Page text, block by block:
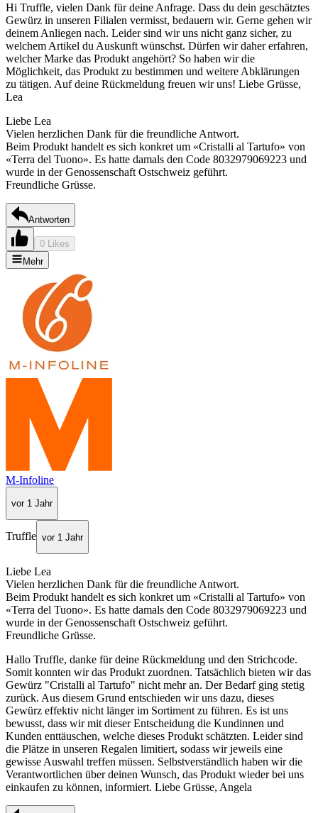
Hi Truffle, vielen Dank für deine Anfrage. Dass du dein geschätztes
Gewürz in unseren Filialen vermisst, bedauern wir. Gerne gehen wir
deinem Anliegen nach. Leider sind wir uns nicht ganz sicher, zu
welchem Artikel du Auskunft wünschst. Dürfen wir daher erfahren,
welcher Marke das Produkt angehört? So haben wir die
Möglichkeit, das Produkt zu bestimmen und weitere Abklärungen
zu tätigen. Auf deine Rückmeldung freuen wir uns! Liebe Grüsse,
Lea
Liebe Lea
Vielen herzlichen Dank für die freundliche Antwort.
Beim Produkt handelt es sich konkret um «Cristalli al Tartufo» von
«Terra del Tuono». Es hatte damals den Code 8032979069223 und
wurde in der Genossenschaft Ostschweiz geführt.
Freundliche Grüsse.
Antworten
0 Likes
Mehr
M-Infoline
vor 1 Jahr
Truffle vor 1 Jahr
Liebe Lea
Vielen herzlichen Dank für die freundliche Antwort.
Beim Produkt handelt es sich konkret um «Cristalli al Tartufo» von
«Terra del Tuono». Es hatte damals den Code 8032979069223 und
wurde in der Genossenschaft Ostschweiz geführt.
Freundliche Grüsse.
Hallo Truffle, danke für deine Rückmeldung und den Strichcode.
Somit konnten wir das Produkt zuordnen. Tatsächlich bieten wir das
Gewürz "Cristalli al Tartufo" nicht mehr an. Der Bedarf ging stetig
zurück. Aus diesem Grund entschieden wir uns dazu, dieses
Gewürz effektiv nicht länger im Sortiment zu führen. Es ist uns
bewusst, dass wir mit dieser Entscheidung die Kundinnen und
Kunden enttäuschen, welche dieses Produkt schätzten. Leider sind
die Plätze in unseren Regalen limitiert, sodass wir jeweils eine
gewisse Auswahl treffen müssen. Selbstverständlich haben wir die
Verantwortlichen über deinen Wunsch, das Produkt wieder bei uns
einkaufen zu können, informiert. Liebe Grüsse, Angela